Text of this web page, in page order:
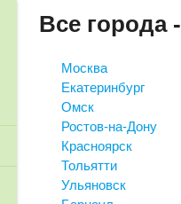
Все города
Москва
Екатеринбург
Омск
Ростов-на-Дону
Красноярск
Тольятти
Ульяновск